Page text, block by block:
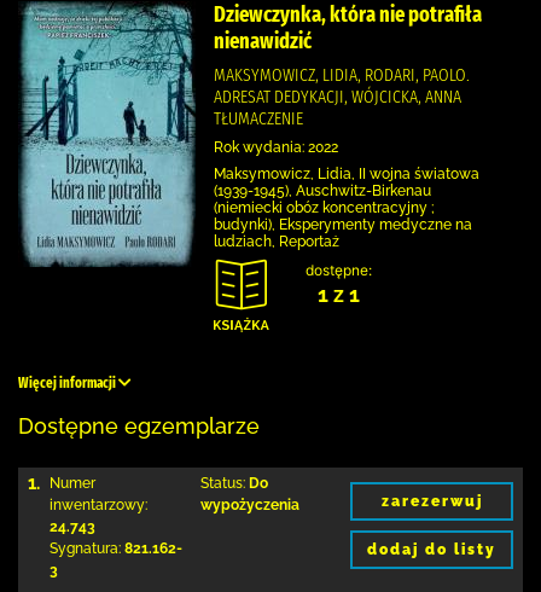
Dziewczynka, która nie potrafiła
nienawidzić
MAKSYMOWICZ, LIDIA, RODARI, PAOLO.
ADRESAT DEDYKACJI, WÓJCICKA, ANNA
TŁUMACZENIE
Rok wydania: 2022
Maksymowicz, Lidia, II wojna światowa
(1939-1945), Auschwitz-Birkenau
(niemiecki obóz koncentracyjny ;
budynki), Eksperymenty medyczne na
ludziach, Reportaż
dostępne:
1 z 1
Więcej informacji
Dostępne egzemplarze
1.
Numer
inwentarzowy:
24.743
Sygnatura: 821.162-
3
Status: Do
wypożyczenia
zarezerwuj
dodaj do listy